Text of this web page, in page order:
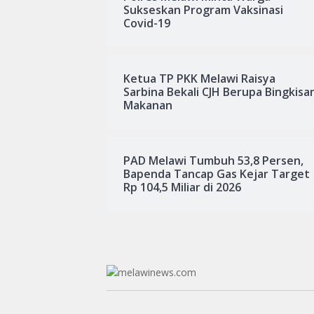
Sukseskan Program Vaksinasi
Covid-19
Ketua TP PKK Melawi Raisya
Sarbina Bekali CJH Berupa
Makanan
PAD Melawi Tumbuh 53,8 Persen,
Bapenda Tancap Gas Kejar Target
Rp 104,5 Miliar di 2026